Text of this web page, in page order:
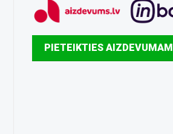
PIETEIKTIES AIZDEVUMAM